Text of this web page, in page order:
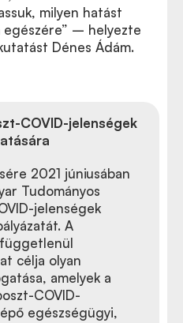
milyen hatást
– helyezte
Dénes Ádám.
COVID-jelenségek
2021 júniusában
Tudományos
jelenségek
A
célja olyan
amelyek a
COVID-
egészségügyi,